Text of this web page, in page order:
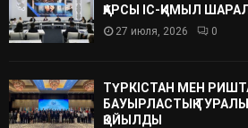
ҚАРСЫ ІС-ҚИМЫЛ
27 июля, 2026 0
ТҮРКІСТАН МЕН
БАУЫРЛАСТЫҚ
ҚОЙЫЛДЫ